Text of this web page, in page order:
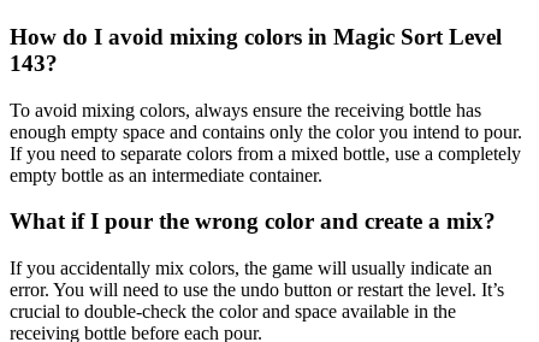
How do I avoid mixing colors in Magic Sort Level
143?
To avoid mixing colors, always ensure the receiving bottle has
enough empty space and contains only the color you intend to pour.
If you need to separate colors from a mixed bottle, use a completely
empty bottle as an intermediate container.
What if I pour the wrong color and create a mix?
If you accidentally mix colors, the game will usually indicate an
error. You will need to use the undo button or restart the level. It’s
crucial to double-check the color and space available in the
receiving bottle before each pour.